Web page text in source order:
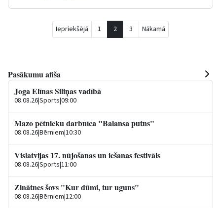
Iepriekšējā 1 2 3 Nākamā
Pasākumu afiša
Joga Elīnas Siliņas vadībā
08.08.26|Sports|09:00
Mazo pētnieku darbnīca "Balansa putns"
08.08.26|Bērniem|10:30
Vislatvijas 17. nūjošanas un iešanas festivāls
08.08.26|Sports|11:00
Zinātnes šovs "Kur dūmi, tur uguns"
08.08.26|Bērniem|12:00